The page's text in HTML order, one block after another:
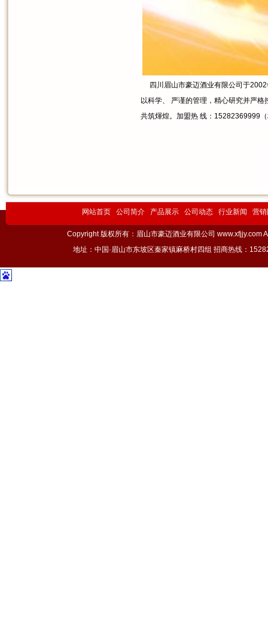
四川眉山市豪迈酒业有限公司于2002
以科学、 严谨的管理，精心研究并严
共筑煇煌。加盟热 线：15282369999
网站首页 公司简介 产品展示 公司动态 行业新闻 营
Copyright 版权所有：眉山市豪迈酒业有限公司 www.xfjjy.com
地址：中国·眉山市东坡区秦家镇麻桥村四组 招商热线：